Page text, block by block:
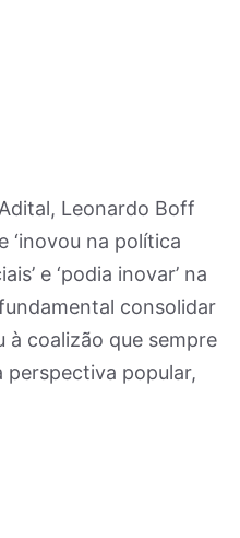
Leonardo Boff
‘inovou na política
e ‘podia inovar’ na
consolidar
à coalizão que sempre
perspectiva popular,